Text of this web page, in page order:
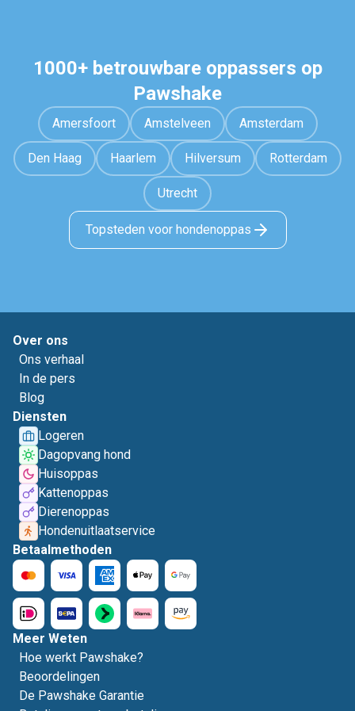
1000+ betrouwbare oppassers op
Pawshake
Amersfoort Amstelveen Amsterdam
Den Haag Haarlem Hilversum Rotterdam
Utrecht
Topsteden voor hondenoppas
Over ons
Ons verhaal
In de pers
Blog
Diensten
Logeren
Dagopvang hond
Huisoppas
Kattenoppas
Dierenoppas
Hondenuitlaatservice
Betaalmethoden
Meer Weten
Hoe werkt Pawshake?
Beoordelingen
De Pawshake Garantie